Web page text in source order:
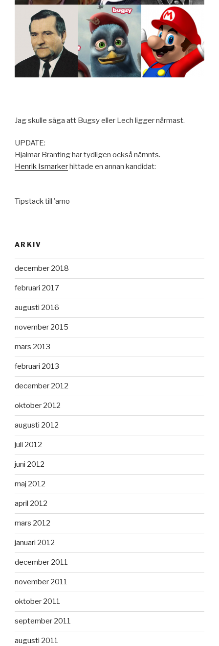
Jag skulle säga att Bugsy eller Lech ligger närmast.
UPDATE:
Hjalmar Branting har tydligen också nämnts.
Henrik Ismarkerhittade en annan kandidat:
Tipstack till ’amo
ARKIV
december 2018
februari 2017
augusti 2016
november 2015
mars 2013
februari 2013
december 2012
oktober 2012
augusti 2012
juli 2012
juni 2012
maj 2012
april 2012
mars 2012
januari 2012
december 2011
november 2011
oktober 2011
september 2011
augusti 2011